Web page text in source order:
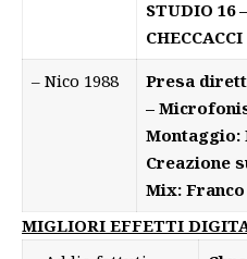
STUDIO 16
CHECCACCI
– Nico 1988
Presa
–
Montaggio:
Creazione
Mix: Franco
MIGLIORI EFFETTI